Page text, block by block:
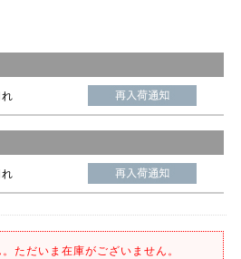
ただいま在庫がございません。